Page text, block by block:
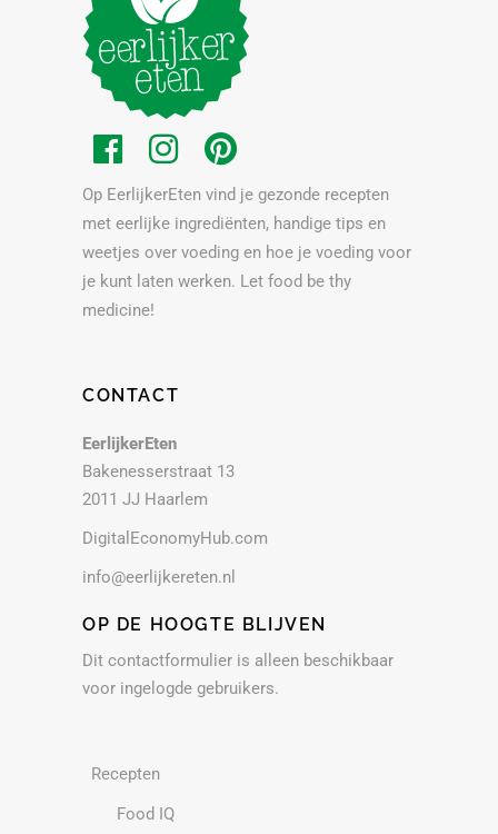
Op EerlijkerEten vind je gezonde recepten
met eerlijke ingrediënten, handige tips en
weetjes over voeding en hoe je voeding voor
je kunt laten werken. Let food be thy
medicine!
CONTACT
EerlijkerEten
Bakenesserstraat 13
2011 JJ Haarlem
DigitalEconomyHub.com
info@eerlijkereten.nl
OP DE HOOGTE BLIJVEN
Dit contactformulier is alleen beschikbaar
voor ingelogde gebruikers.
Recepten
Food IQ